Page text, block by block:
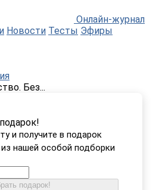
Онлайн-журнал
Новости Тесты Эфиры
Без...
и получите в подарок
нашей особой подборки
подарок!